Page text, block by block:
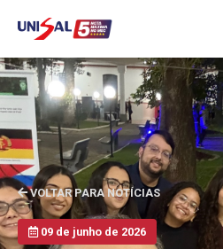
VOLTAR PARA NOTÍCIAS
09 de junho de 2026